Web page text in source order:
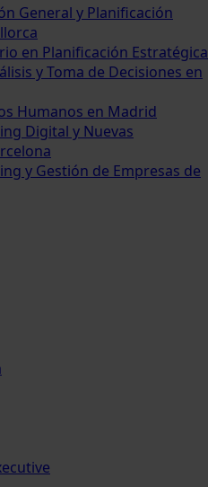
General y Planificación
en Planificación Estratégica
y Toma de Decisiones en
Humanos en Madrid
Digital y Nuevas
y Gestión de Empresas de